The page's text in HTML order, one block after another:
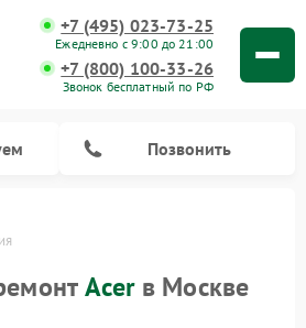
+7 (495) 023-73-25
Ежедневно с 9:00 до 21:00
+7 (800) 100-33-26
Звонок бесплатный по РФ
Позвонить
Acerв Москве